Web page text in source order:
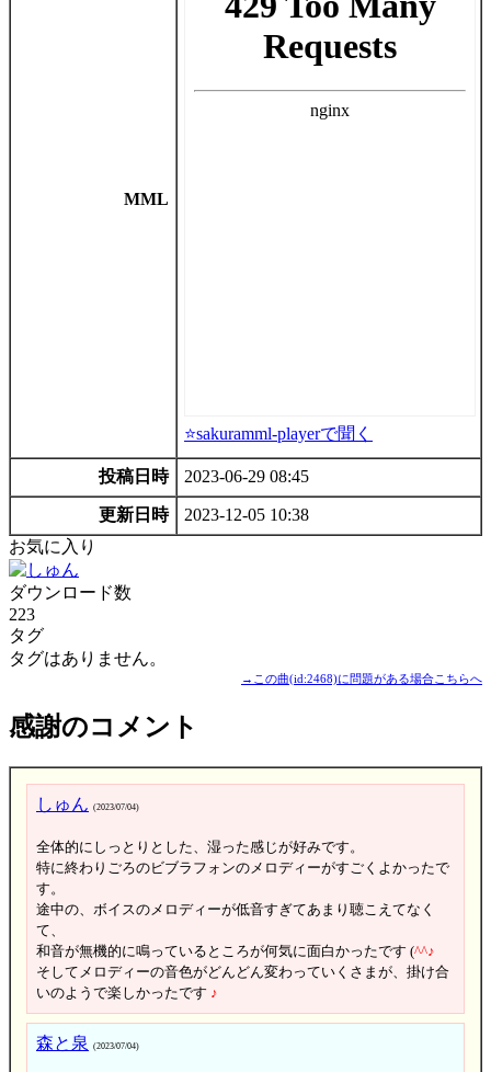
MML
⭐sakuramml-playerで聞く
投稿日時 2023-06-29 08:45
更新日時
2023-12-05 10:38
お気に入り
ダウンロード数
223
タグ
タグはありません。
→この曲(id:2468)に問題がある場合こちらへ
感謝のコメント
しゅん (2023/07/04)
全体的にしっとりとした、湿った感じが好みです。
特に終わりごろのビブラフォンのメロディーがすごくよかったで
す。
途中の、ボイスのメロディーが低音すぎてあまり聴こえてなく
て、
和音が無機的に鳴っているところが何気に面白かったです (^^♪
そしてメロディーの音色がどんどん変わっていくさまが、掛け合
いのようで楽しかったです ♪
森と泉 (2023/07/04)